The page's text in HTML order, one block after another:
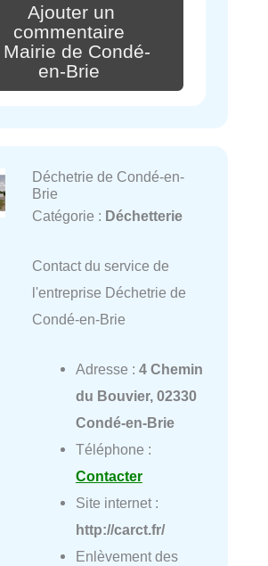
Ajouter un
commentaire
Mairie de Condé-
en-Brie
Déchetrie de Condé-en-
Brie
Catégorie : Déchetterie
Contact du service de
l'entreprise Déchetrie de
Condé-en-Brie
Adresse : 4 Chemin
du Bouvier, 02330
Condé-en-Brie
Téléphone :
Contacter
Site internet :
http://carct.fr/
Enlèvement des